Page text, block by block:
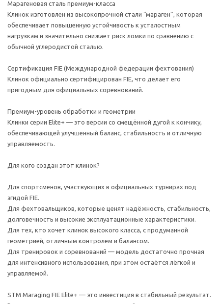
Марагеновая сталь премиум-класса
Клинок изготовлен из высокопрочной стали “мараген”, которая
обеспечивает повышенную устойчивость к усталостным
нагрузкам и значительно снижает риск ломки по сравнению с
обычной углеродистой сталью.
Сертификация FIE (Международной федерации фехтования)
Клинок официально сертифицирован FIE, что делает его
пригодным для официальных соревнований.
Премиум-уровень обработки и геометрии
Клинки серии Elite+ — это версии со смещённой дугой к кончику,
обеспечивающей улучшенный баланс, стабильность и отличную
управляемость.
Для кого создан этот клинок?
Для спортсменов, участвующих в официальных турнирах под
эгидой FIE.
Для фехтовальщиков, которые ценят надёжность, стабильность,
долговечность и высокие эксплуатационные характеристики.
Для тех, кто хочет клинок высокого класса, с продуманной
геометрией, отличным контролем и балансом.
Для тренировок и соревнований — модель достаточно прочная
для интенсивного использования, при этом остаётся лёгкой и
управляемой.
STM Maraging FIE Elite+ — это инвестиция в стабильный результат.